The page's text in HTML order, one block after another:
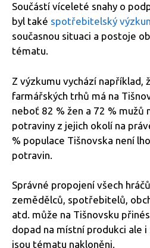
Součástí víceleté snahy o
byl také spotřebitelský
současnou situaci a postoje
tématu.
Z výzkumu vychází například,
farmářských trhů má na
neboť 82 % žen a 72 % mužů
potraviny z jejich okolí na
% populace Tišnovska není
potravin.
Správné propojení všech
zemědělců, spotřebitelů,
atd. může na Tišnovsku
dopad na místní produkci ale
jsou tématu nakloněni.